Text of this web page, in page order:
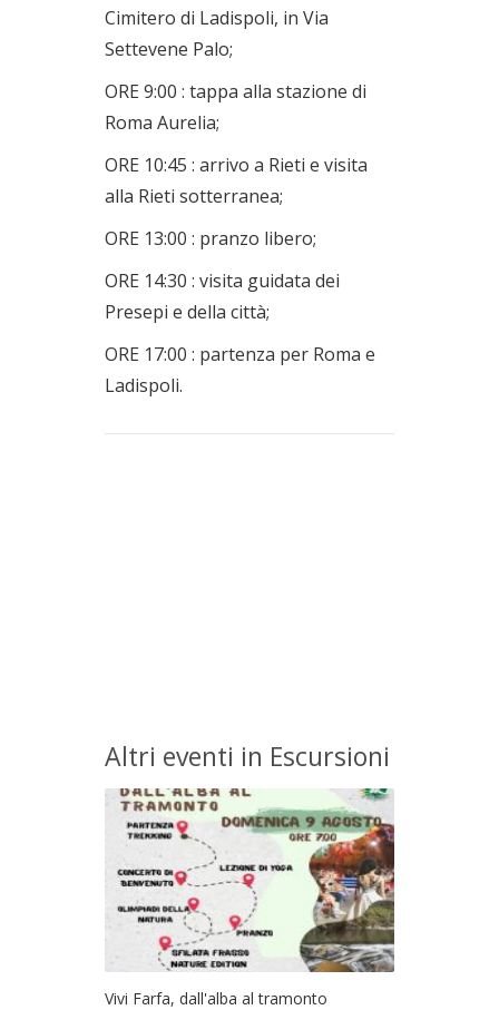
Cimitero di Ladispoli, in Via
Settevene Palo;
ORE 9:00 : tappa alla stazione di
Roma Aurelia;
ORE 10:45 : arrivo a Rieti e visita
alla Rieti sotterranea;
ORE 13:00 : pranzo libero;
ORE 14:30 : visita guidata dei
Presepi e della città;
ORE 17:00 : partenza per Roma e
Ladispoli.
Altri eventi in Escursioni
Vivi Farfa, dall'alba al tramonto